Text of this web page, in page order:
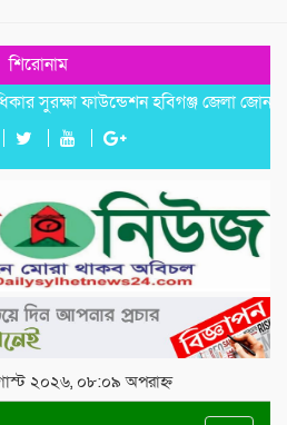
শিরোনাম
ফাউন্ডেশন হবিগঞ্জ জেলা জোনাল
২০২৬, ০৮:০৯ অপরাহ্ন